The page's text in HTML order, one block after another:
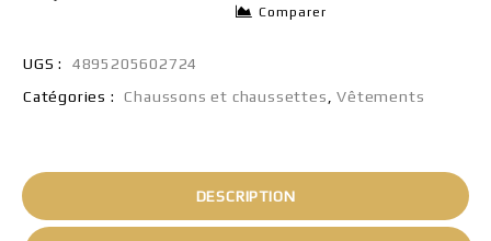
Comparer
UGS :
4895205602724
Catégories :
Chaussons et chaussettes ,Vêtements
DESCRIPTION